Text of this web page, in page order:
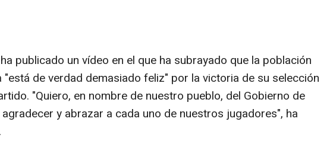
publicado un vídeo en el que ha subrayado que la población
"está de verdad demasiado feliz" por la victoria de su selección
"Quiero, en nombre de nuestro pueblo, del Gobierno de
agradecer y abrazar a cada uno de nuestros jugadores", ha